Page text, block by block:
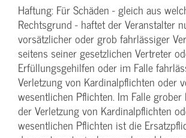
Haftung: Für Schäden - gleich aus
Rechtsgrund - haftet der Veranstalter
vorsätzlicher oder grob fahrlässiger
seitens seiner gesetzlichen Vertreter
Erfüllungsgehilfen oder im Falle
Verletzung von Kardinalpflichten oder
wesentlichen Pflichten. Im Falle grober
der Verletzung von Kardinalpflichten
wesentlichen Pflichten ist die